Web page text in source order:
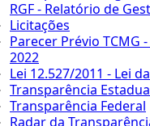
RGF - Relatório de
Licitações
Parecer Prévio TCMG
2022
Lei 12.527/2011 - Lei
Transparência
Transparência Federal
Radar da